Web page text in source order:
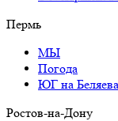
Пермь
МЫ
Погода
ЮГ на Беляева
Ростов-на-Дону